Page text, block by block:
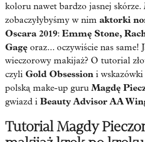
koloru nawet bardzo jasnej skórze.
zobaczyłybyśmy w nim aktorki
Oscara 2019: Emmę Stone,
Gagę oraz... oczywiście nas same!
wieczorowy makijaż? O tutorial
czyli Gold Obsession i
polską make-up guru Magdę
gwiazd i Beauty Advisor AA
Tutorial Magdy